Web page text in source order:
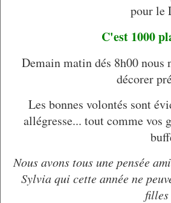
pour le
C'est 1000
Demain matin dés 8h00
décorer
Les bonnes volontés sont
allégresse... tout comme vos
Nous avons tous une pensée
Sylvia qui cette année ne